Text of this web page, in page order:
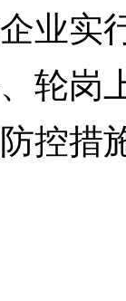
业实
轮岗
控措